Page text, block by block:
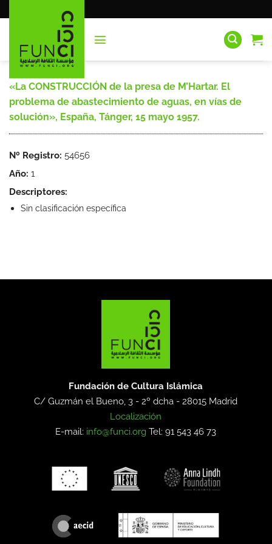
al
«La CONSTRUCCIÓN de la presa de M’Hartar. El
problema de abastecimiento de aguas, en vías de
solución», España, Tánger, 15 mayo 1957.
Nº Registro: 54656
Año: 1
Descriptores:
Sin clasificación específica
Fundación de Cultura Islámica
C/ Guzmán el Bueno, 3 - 2º dcha -28015 Madrid
Localización
E-mail: info@funci.org Tel: 91 543 46 73